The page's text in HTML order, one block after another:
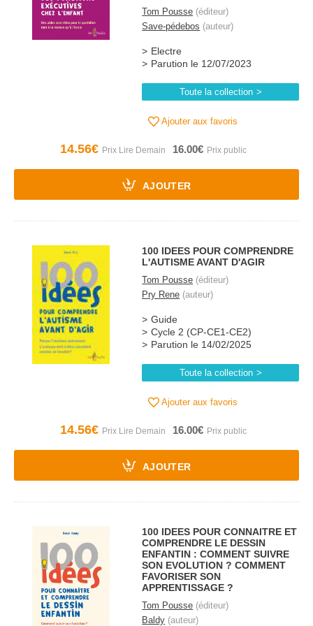
Tom Pousse (éditeur)
Save-pédebos (auteur)
Electre
Parution le 12/07/2023
Toute la collection
Ajouter aux favoris
14.56€ 16.00€
AJOUTER
100 IDEES POUR COMPRENDRE
L'AUTISME AVANT D'AGIR
Tom Pousse (éditeur)
Pry Rene (auteur)
Guide
Cycle 2 (CP-CE1-CE2)
Parution le 14/02/2025
Toute la collection
Ajouter aux favoris
14.56€ 16.00€
AJOUTER
100 IDEES POUR CONNAITRE ET
COMPRENDRE LE DESSIN
ENFANTIN : COMMENT SUIVRE
SON EVOLUTION ? COMMENT
FAVORISER SON
APPRENTISSAGE ?
Tom Pousse (éditeur)
Baldy (auteur)